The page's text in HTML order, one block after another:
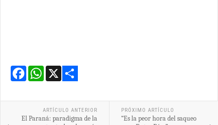
Facebook
WhatsApp
ARTÍCULO ANTERIOR
El Paraná: paradigma de la
PRÓXIMO ARTÍCULO
“Es la peor hora del saqueo